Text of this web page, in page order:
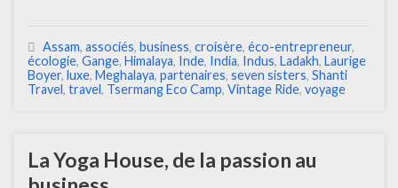
Assam, associés, business, croisère, éco-entrepreneur,
écologie, Gange, Himalaya, Inde, India, Indus, Ladakh, Laurige
Boyer, luxe, Meghalaya, partenaires, seven sisters, Shanti
Travel, travel, Tsermang Eco Camp, Vintage Ride, voyage
La Yoga House, de la passion au